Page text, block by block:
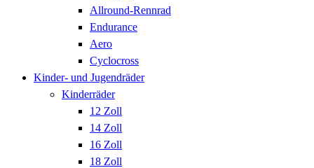
Allround-Rennrad
Endurance
Aero
Cyclocross
Kinder- und Jugendräder
Kinderräder
12 Zoll
14 Zoll
16 Zoll
18 Zoll